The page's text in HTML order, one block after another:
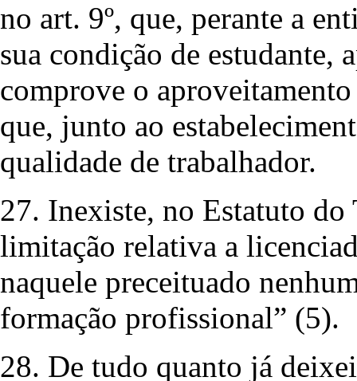
no art. 9º, que, perante a
sua condição de estudante,
comprove o
que, junto ao
qualidade de trabalhador.
27. Inexiste, no Estatuto do
limitação relativa a
naquele preceituado
formação profissional” (5).
28. De tudo quanto já